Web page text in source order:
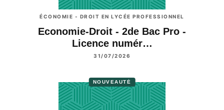
ÉCONOMIE - DROIT EN LYCÉE PROFESSIONNEL
Economie-Droit - 2de Bac Pro -
Licence numér…
31/07/2026
NOUVEAUTÉ